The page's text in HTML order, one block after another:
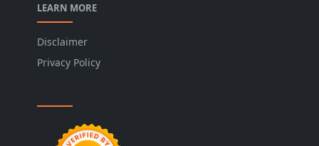
LEARN MORE
Disclaimer
Privacy Policy